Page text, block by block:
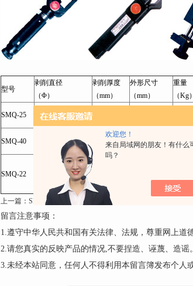
欢迎您！
来自局域网的朋友！有什么
吗？
型号
剥削直径
（Φ）
剥削厚度
（mm）
外形尺寸
（mm）
重量
（Kg）
SMQ-25 6mm～25mm ＜5mm
SMQ-40 6mm～40mm ＜6mm 210×85×40 0.5
SMQ-22 4.5mm～22mm
上一篇： SMQ-22电缆剥线钳 下一篇：
留言注意事项：
1.遵守中华人民共和国有关法律、法规，尊重网上道
2.请您真实的反映产品的情况,不要捏造、诬蔑、造谣
3.未经本站同意，任何人不得利用本留言簿发布个人